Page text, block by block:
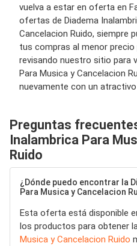
vuelva a estar en oferta en
ofertas de Diadema
Cancelacion Ruido, siempre
tus compras al menor precio
revisando nuestro sitio para
Para Musica y Cancelacion
nuevamente con un
Preguntas
Inalambrica Para
Ruido
¿Dónde puedo encontrar la
Para Musica y Cancelacion
Esta oferta está disponible
los productos para obtener la
Musica y Cancelacion Ruido